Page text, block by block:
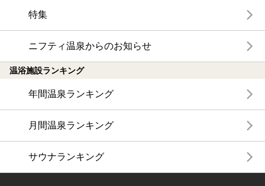
特集
ニフティ温泉からのお知らせ
温浴施設ランキング
年間温泉ランキング
月間温泉ランキング
サウナランキング